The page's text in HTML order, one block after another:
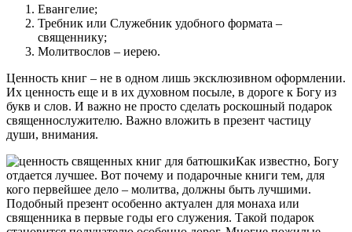
Евангелие;
Требник или Служебник удобного формата –
священнику;
Молитвослов – иерею.
Ценность книг – не в одном лишь эксклюзивном оформлении.
Их ценность еще и в их духовном посыле, в дороге к Богу из
букв и слов. И важно не просто сделать роскошный подарок
священнослужителю. Важно вложить в презент частицу
души, внимания.
Как известно, Богу
отдается лучшее. Вот почему и подарочные книги тем, для
кого первейшее дело – молитва, должны быть лучшими.
Подобный презент особенно актуален для монаха или
священника в первые годы его служения. Такой подарок